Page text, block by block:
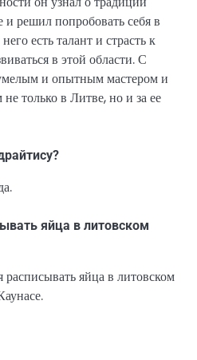
решил попробовать себя в
есть талант и страсть к
в этой области. С
и опытным мастером и
только в Литве, но и за ее
яйца в литовском
яйца в литовском